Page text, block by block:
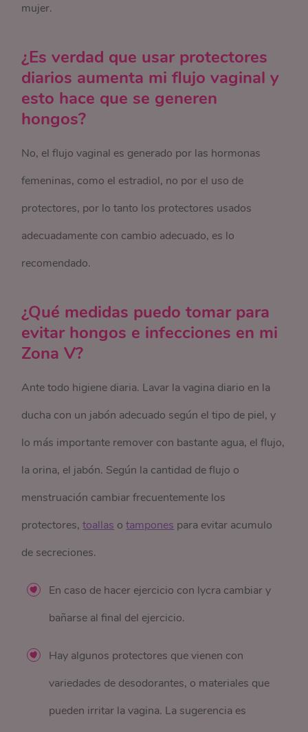
mujer.
¿Es verdad que usar protectores
diarios aumenta mi flujo vaginal y
esto hace que se generen
hongos?
No, el flujo vaginal es generado por las hormonas
femeninas, como el estradiol, no por el uso de
protectores, por lo tanto los protectores usados
adecuadamente con cambio adecuado, es lo
recomendado.
¿Qué medidas puedo tomar para
evitar hongos e infecciones en mi
Zona V?
Ante todo higiene diaria. Lavar la vagina diario en la
ducha con un jabón adecuado según el tipo de piel, y
lo más importante remover con bastante agua, el flujo,
la orina, el jabón. Según la cantidad de flujo o
menstruación cambiar frecuentemente los
protectores,toallas otampones para evitar acumulo
de secreciones.
En caso de hacer ejercicio con lycra cambiar y
bañarse al final del ejercicio.
Hay algunos protectores que vienen con
variedades de desodorantes, o materiales que
pueden irritar la vagina. La sugerencia es